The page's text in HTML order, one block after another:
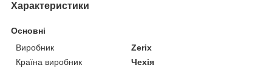
Характеристики
Основні
Виробник
Zerix
Країна виробник
Чехія